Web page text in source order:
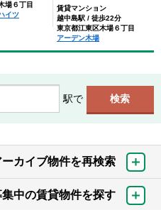
場６丁目
イツ
賃貸マンション
越中島駅 / 徒歩22分
東京都江東区木場６丁目
アーデン木場
駅で
カイブ物件を再検索
中の賃貸物件を探す